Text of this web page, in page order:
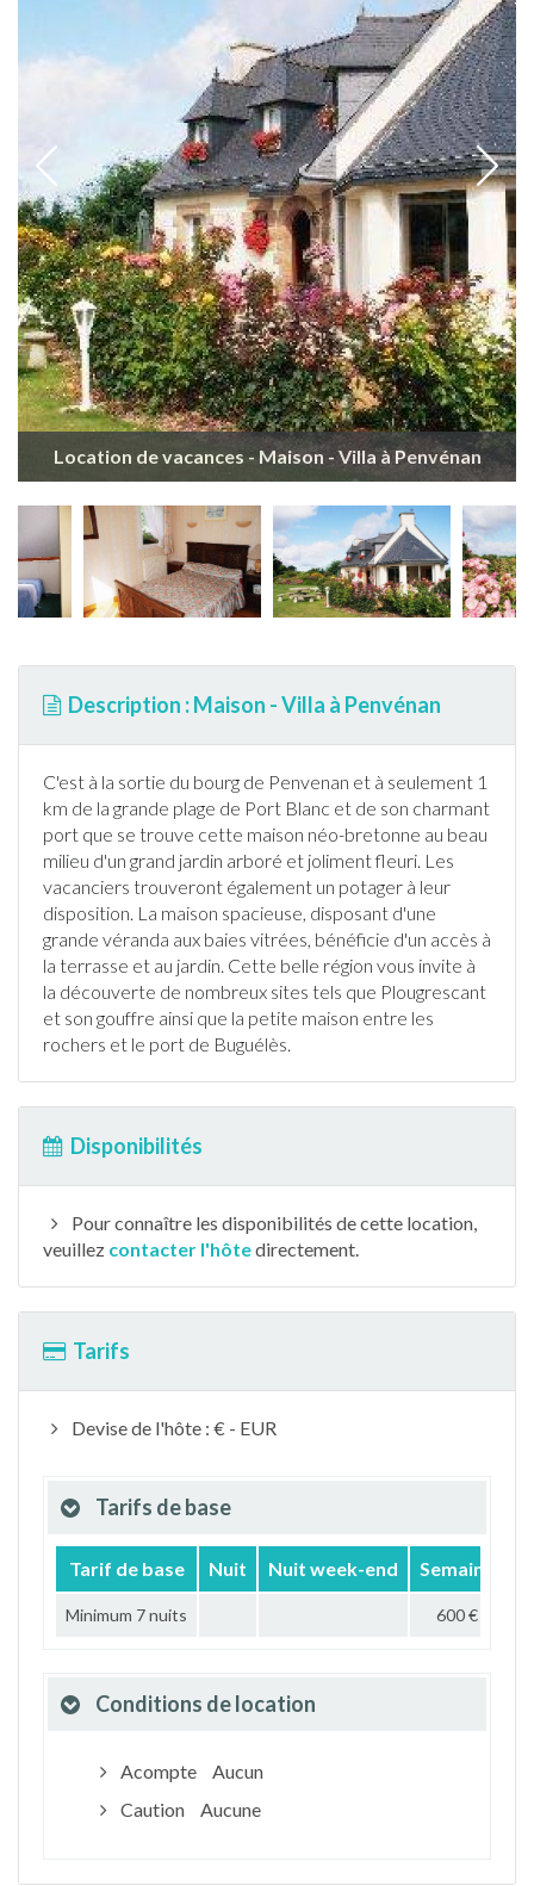
Location de vacances - Maison - Villa à Penvénan
Description : Maison - Villa à Penvénan
C'est à la sortie du bourg de Penvenan et à seulement 1
km de la grande plage de Port Blanc et de son charmant
port que se trouve cette maison néo-bretonne au beau
milieu d'un grand jardin arboré et joliment fleuri. Les
vacanciers trouveront également un potager à leur
disposition. La maison spacieuse, disposant d'une
grande véranda aux baies vitrées, bénéficie d'un accès à
la terrasse et au jardin. Cette belle région vous invite à
la découverte de nombreux sites tels que Plougrescant
et son gouffre ainsi que la petite maison entre les
rochers et le port de Buguélès.
Disponibilités
Pour connaître les disponibilités de cette location,
veuillez contacter l'hôtedirectement.
Tarifs
Devise de l'hôte : € - EUR
Tarifs de base
Tarif de base Nuit Nuit week-end Semaine
Minimum 7 nuits 600 €
Conditions de location
Acompte
Aucun
Caution
Aucune